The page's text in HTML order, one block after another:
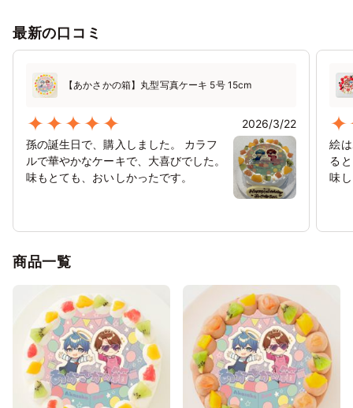
最新の口コミ
【あかさかの箱】丸型写真ケーキ 5号 15cm
2026/3/22
孫の誕生日で、購入しました。 カラフ
ルで華やかなケーキで、大喜びでした。
味もとても、おいしかったです。
絵
る
味
商品一覧